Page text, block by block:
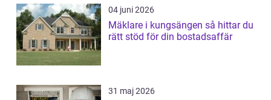
04 juni 2026
Mäklare i kungsängen så hittar du
rätt stöd för din bostadsaffär
31 maj 2026